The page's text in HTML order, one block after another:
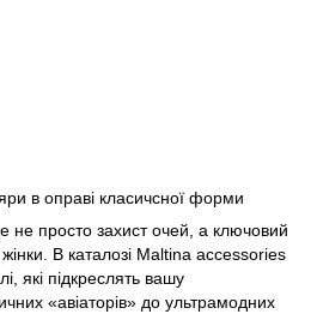
в оправі класичсної форми
не просто захист очей, а ключовий
В каталозі Maltina accessories
які підкреслять вашу
«авіаторів» до ультрамодних